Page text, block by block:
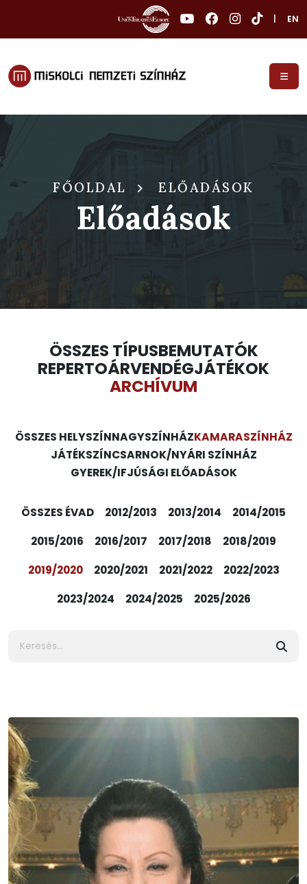
EN
FŐOLDAL ELŐADÁSOK
Előadások
ÖSSZES TÍPUSBEMUTATÓK
REPERTOÁRVENDÉGJÁTÉKOK
ARCHÍVUM
ÖSSZES HELYSZÍNNAGYSZÍNHÁZKAMARASZÍNHÁZ
JÁTÉKSZÍNCSARNOK/NYÁRI SZÍNHÁZ
GYEREK/IFJÚSÁGI ELŐADÁSOK
ÖSSZES ÉVAD 2012/2013 2013/2014
2014/2015
2015/2016
2016/2017 2017/2018
2018/2019
2019/2020
2020/2021 2021/2022
2022/2023
2023/2024
2024/2025 2025/2026